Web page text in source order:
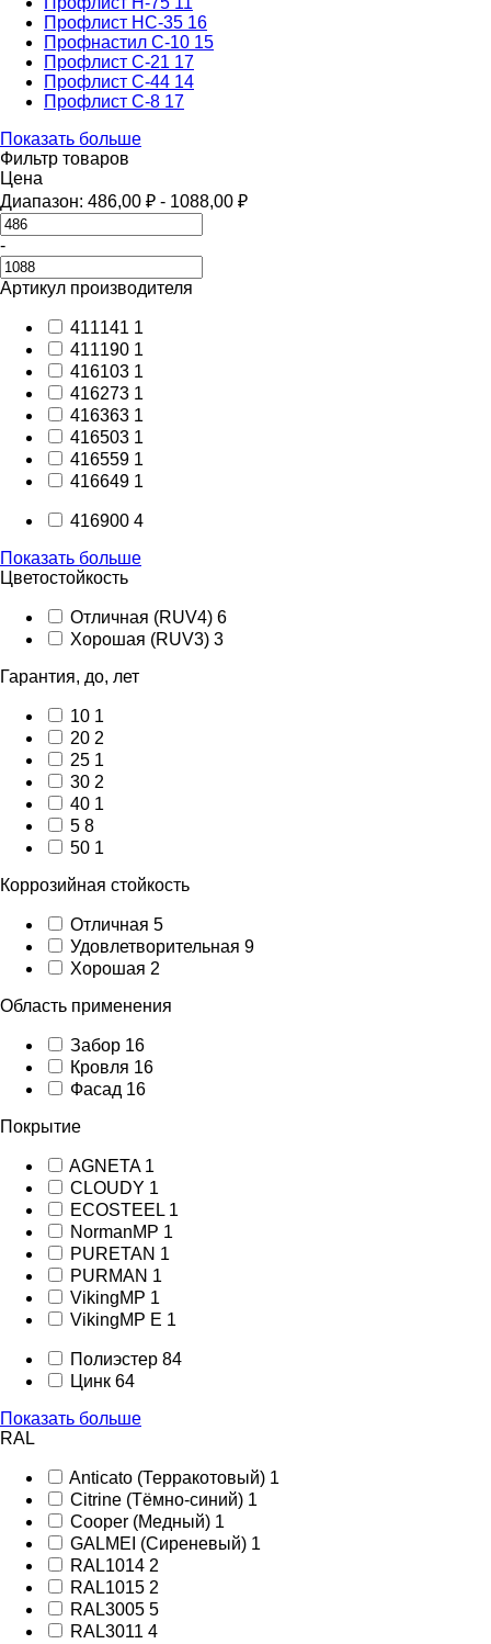
Профлист НС-35 16
Профнастил С-10 15
Профлист С-21 17
Профлист С-44 14
Профлист С-8 17
Показать больше
Фильтр товаров
Цена
Диапазон: 486,00 ₽ - 1088,00 ₽
-
Артикул производителя
411141 1
411190 1
416103 1
416273 1
416363 1
416503 1
416559 1
416649 1
416900 4
Показать больше
Цветостойкость
Отличная (RUV4) 6
Хорошая (RUV3) 3
Гарантия, до, лет
10 1
20 2
25 1
30 2
40 1
5 8
50 1
Коррозийная стойкость
Отличная 5
Удовлетворительная 9
Хорошая 2
Область применения
Забор 16
Кровля 16
Фасад 16
Покрытие
AGNETA 1
CLOUDY 1
ECOSTEEL 1
NormanMP 1
PURETAN 1
PURMAN 1
VikingMP 1
VikingMP E 1
Полиэстер 84
Цинк 64
Показать больше
RAL
Anticato (Терракотовый) 1
Citrine (Тёмно-синий) 1
Cooper (Медный) 1
GALMEI (Сиреневый) 1
RAL1014 2
RAL1015 2
RAL3005 5
RAL3011 4